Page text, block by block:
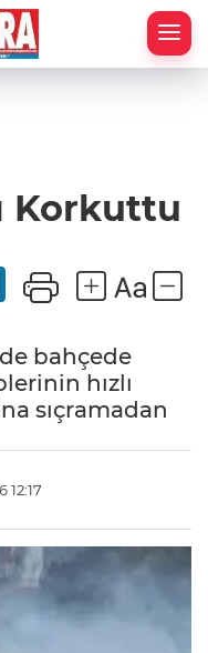
Korkuttu
bahçede
hızlı
sıçramadan